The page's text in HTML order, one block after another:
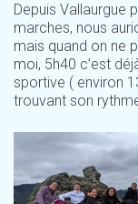
Depuis Vallaurgue
marches, nous
mais quand on ne
moi, 5h40 c’est
sportive ( environ
trouvant son